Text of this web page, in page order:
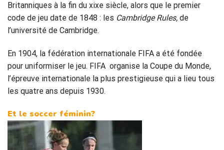
Britanniques à la fin du xixe siècle, alors que le premier
code de jeu date de 1848 : les CambridgeRules, de
l’université de Cambridge.
En 1904, la fédération internationale FIFA a été fondée
pour uniformiser le jeu. FIFA organise la Coupe du Monde,
l’épreuve internationale la plus prestigieuse qui a lieu tous
les quatre ans depuis 1930.
Et le soccer féminin?